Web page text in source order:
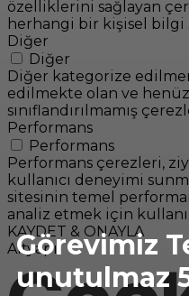
Görevimiz
unutulmaz
özelliklerini sağlayan
herhangi bir kişisel bilgi
Diğer
Diğer
Diğer kategorize
edilmekte olan ve
sınıflandırılmamış
Performans
Performans
Performans çerezleri,
kullanıcı deneyimi
sitesinin temel
analiz etmek için
KAYDET & ONAYLA
Altyapı